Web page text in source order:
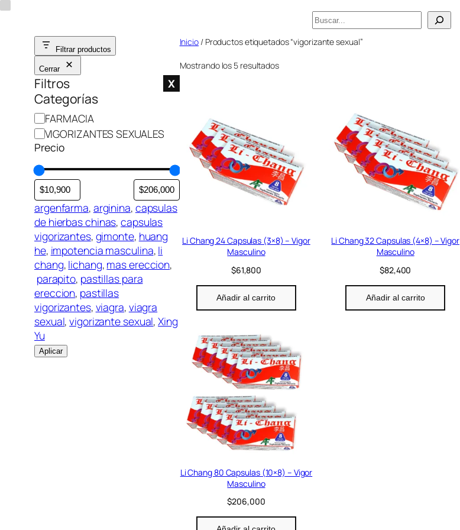
Saltar
contenido
Buscar
Filtrar productos
Cerrar
Filtros X
Categorías
C
a
t
g
r
í
a
FARMACIA
VIGORIZANTES SEXUALES
Precio
argenfarma, arginina, capsulas
de hierbas chinas, capsulas
vigorizantes, gimonte, huang
he, impotencia masculina, li
chang, lichang, mas ereccion,
parapito, pastillas para
ereccion, pastillas
vigorizantes, viagra, viagra
sexual, vigorizante sexual, Xing
Yu
Aplicar
Inicio / Productos etiquetados “vigorizante sexual”
Mostrando los 5 resultados
Li Chang 24 Capsulas (3×8) – Vigor
Masculino
$61,800
Añadir al carrito
Li Chang 32 Capsulas (4×8) – Vigor
Masculino
$82,400
Añadir al carrito
Li Chang 80 Capsulas (10×8) – Vigor
Masculino
$206,000